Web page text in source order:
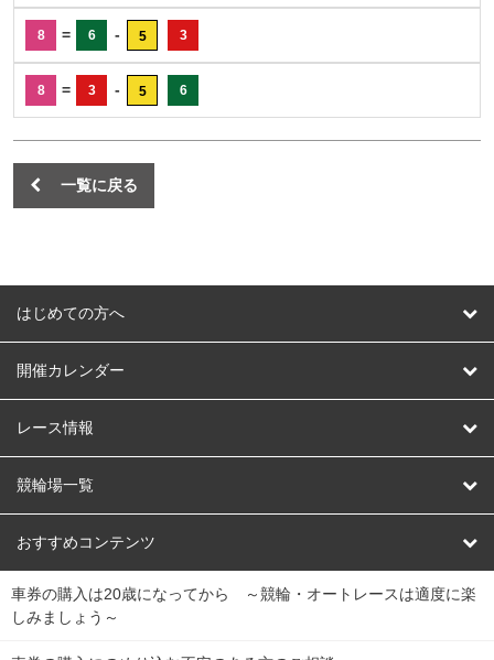
8 = 6 - 5 3
8 = 3 - 5 6
一覧に戻る
はじめての方へ
はじめての方へ
開催カレンダー
競輪
オートレース
競輪くじ
Dokanto!
チャリロトプラザ
レース情報
レース予想
レース結果
キャリーオーバー一覧
競輪場一覧
北日本 函館競輪場
関
東
弥彦競輪場 前橋競輪場 取手競輪場 宇都宮競輪場
おすすめコンテンツ
競輪選手情報
Perfecta Navi
車券の購入は20歳になってから ～競輪・オートレースは適度に楽
しみましょう～